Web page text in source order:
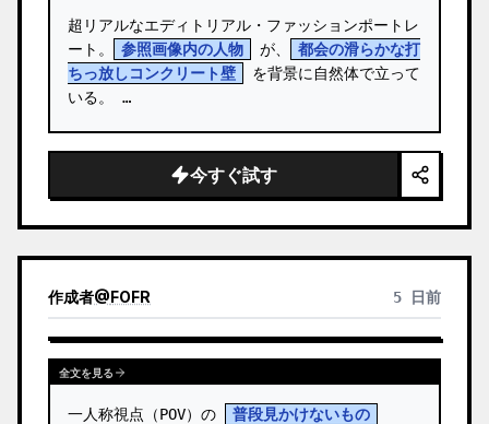
超リアルなエディトリアル・ファッションポートレ
ート。
参照画像内の人物 が、
都会の滑らかな打
ちっ放しコンクリート壁
を背景に自然体で立って
いる。 …
今すぐ試す
作成者@FOFR 5 日前
全文を見る
一人称視点（POV）の 普段見かけないもの